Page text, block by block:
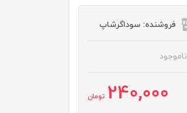
فروشنده: سوداگرشاپ
ناموجود
240,000 تومان